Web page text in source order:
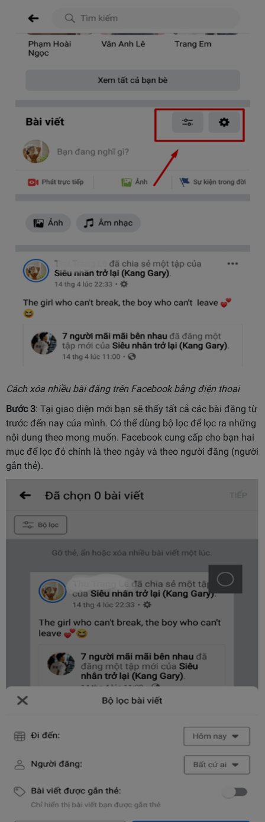
Cách xóa nhiều bài đăng trên Facebook bằng điện thoại
Bước 3: Tại giao diện mới bạn sẽ thấy tất cả các bài đăng từ
trước đến nay của mình. Có thể dùng bộ lọc để lọc ra những
nội dung theo mong muốn. Facebook cung cấp cho bạn hai
mục để lọc đó chính là theo ngày và theo người đăng (người
gắn thẻ).